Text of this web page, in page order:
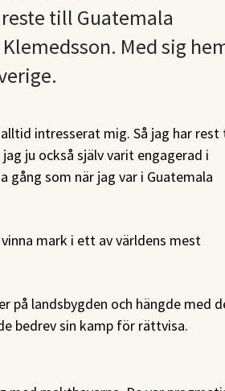
till Guatemala
Med sig
intresserat mig. Så jag har rest
ju också själv varit engagerad i
gång som när jag var i Guatemala
mark i ett av världens mest
på landsbygden och hängde med
bedrev sin kamp för rättvisa.